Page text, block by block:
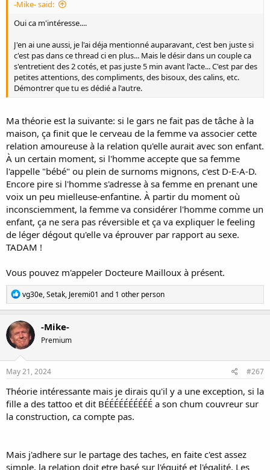
-Mike- said:
Oui ca m'intéresse....
J'en ai une aussi, je l'ai déja mentionné auparavant, c'est ben juste si
c'est pas dans ce thread ci en plus... Mais le désir dans un couple ca
s'entretient des 2 cotés, et pas juste 5 min avant l'acte... C'est par des
petites attentions, des compliments, des bisoux, des calins, etc.
Démontrer que tu es dédié a l'autre.
Ma théorie est la suivante: si le gars ne fait pas de tâche à la
maison, ça finit que le cerveau de la femme va associer cette
relation amoureuse à la relation qu'elle aurait avec son enfant.
À un certain moment, si l'homme accepte que sa femme
l'appelle "bébé" ou plein de surnoms mignons, c'est D-E-A-D.
Encore pire si l'homme s'adresse à sa femme en prenant une
voix un peu mielleuse-enfantine. À partir du moment où
inconsciemment, la femme va considérer l'homme comme un
enfant, ça ne sera pas réversible et ça va expliquer le feeling
de léger dégout qu'elle va éprouver par rapport au sexe.
TADAM !
Vous pouvez m'appeler Docteure Mailloux à présent.
R
e
a
c
t
i
o
n
s
vg30e,Setak, Jeremi01 and 1 other person
-Mike-
Premium
May 21, 2024 #267
Théorie intéressante mais je dirais qu'il y a une exception, si la
fille a des tattoo et dit BÉÉÉÉÉÉÉÉÉÉ a son chum couvreur sur
la construction, ca compte pas.
Mais j'adhere sur le partage des taches, en faite c'est assez
simple, la relation doit etre basé sur l'équité et l'égalité. Les